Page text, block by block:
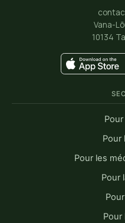
Vana-
10134
Pour
Pour les
Pour
Pour